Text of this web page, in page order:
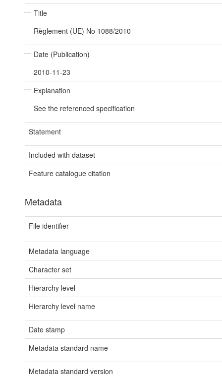
Title
Règlement (UE) No 1088/2010
Date (Publication)
2010-11-23
Explanation
See the referenced specification
Statement
Included with dataset
Feature catalogue citation
Metadata
File identifier
Metadata language
Character set
Hierarchy level
Hierarchy level name
Date stamp
Metadata standard name
Metadata standard version